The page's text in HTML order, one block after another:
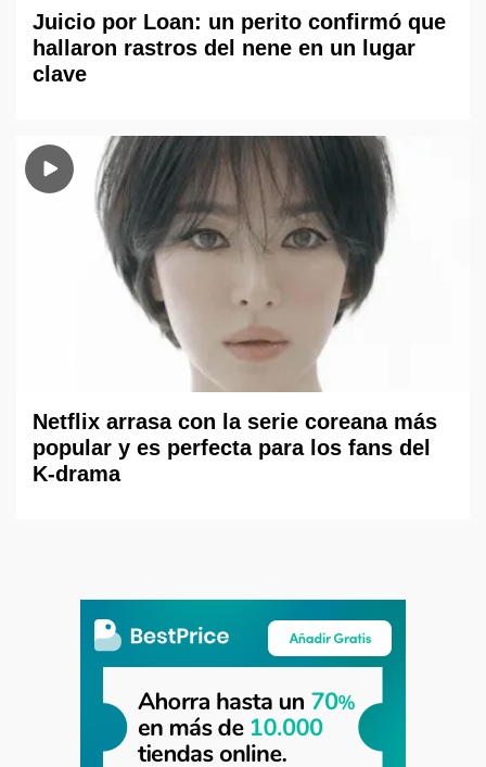
Juicio por Loan: un perito confirmó que
hallaron rastros del nene en un lugar
clave
Netflix arrasa con la serie coreana más
popular y es perfecta para los fans del
K-drama